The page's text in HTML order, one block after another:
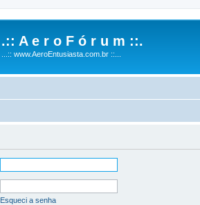
.:: A e r o F ó r u m ::.
...:: www.AeroEntusiasta.com.br ::...
Esqueci a senha